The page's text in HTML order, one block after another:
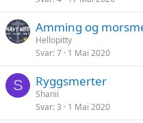
Amming og
Hellopitty
Svar 7 1 Mai 2020
S Ryggsmerter
Shanii
Svar 3 1 Mai 2020